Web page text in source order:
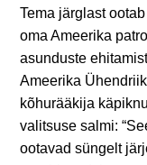
Tema järglast
oma Ameerika
asunduste
Ameerika
kõhurääkija
valitsuse salmi:
ootavad süngelt